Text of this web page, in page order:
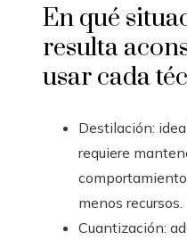
En qué
resulta
usar cada
Destilación:
requiere
menos recursos.
Cuantización: